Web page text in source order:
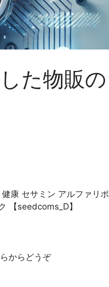
た物販の
康 セサミン アルファリポ
【seedcoms_D】
からどうぞ